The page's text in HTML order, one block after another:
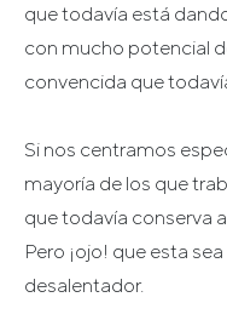
que todavía está
con mucho potencial
convencida que
Si nos centramos
mayoría de los que
que todavía conserva
Pero ¡ojo! que esta
desalentador.